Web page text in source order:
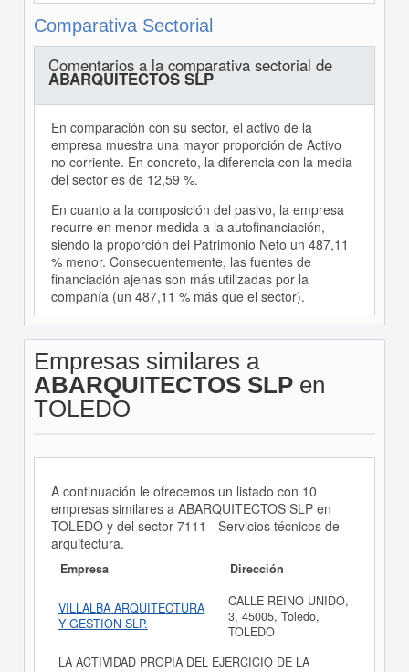
Comparativa Sectorial
Comentarios a la comparativa sectorial de
ABARQUITECTOS SLP
En comparación con su sector, el activo de la
empresa muestra una mayor proporción de Activo
no corriente. En concreto, la diferencia con la media
del sector es de 12,59 %.
En cuanto a la composición del pasivo, la empresa
recurre en menor medida a la autofinanciación,
siendo la proporción del Patrimonio Neto un 487,11
% menor. Consecuentemente, las fuentes de
financiación ajenas son más utilizadas por la
compañía (un 487,11 % más que el sector).
Empresas similares a
ABARQUITECTOS SLPen
TOLEDO
A continuación le ofrecemos un listado con 10
empresas similares a ABARQUITECTOS SLP en
TOLEDO y del sector 7111 - Servicios técnicos de
arquitectura.
Empresa Dirección
VILLALBA ARQUITECTURA
Y GESTION SLP.
CALLE REINO UNIDO,
3, 45005, Toledo,
TOLEDO
LA ACTIVIDAD PROPIA DEL EJERCICIO DE LA